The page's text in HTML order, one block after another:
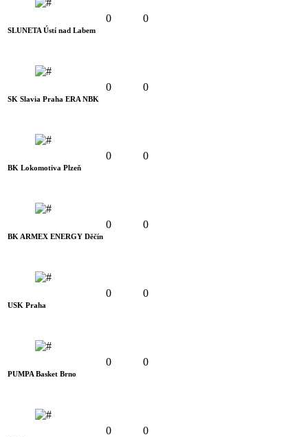
SLUNETA Ústí nad Labem
0 0
SK Slavia Praha ERA NBK
0 0
BK Lokomotiva Plzeň
0 0
BK ARMEX ENERGY Děčín
0 0
USK Praha
0 0
PUMPA Basket Brno
0 0
0 0